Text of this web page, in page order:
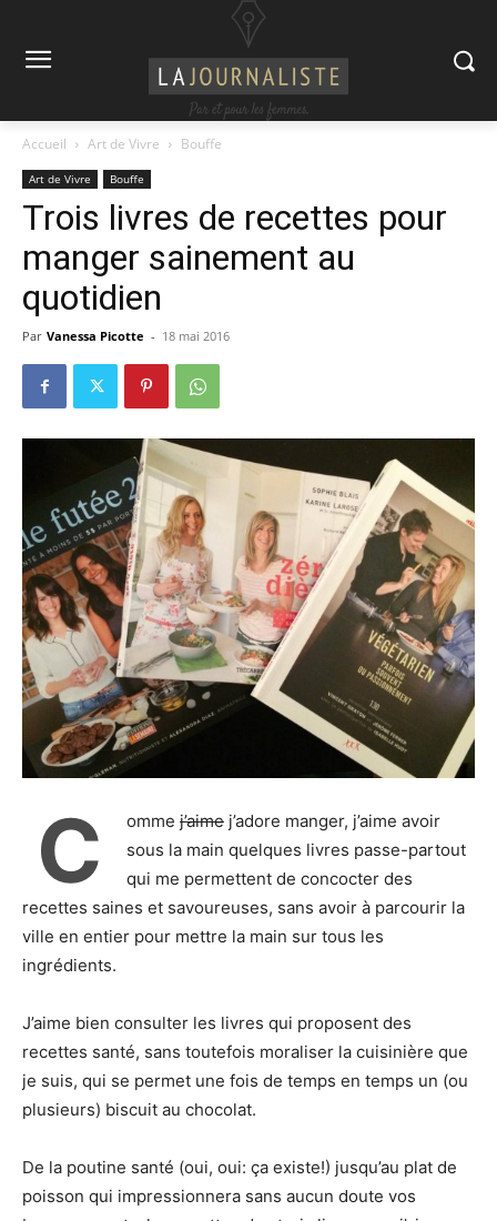
Accueil Art de Vivre Bouffe
Art de Vivre Bouffe
Trois livres de recettes pour
manger sainement au
quotidien
Par Vanessa Picotte - 18 mai 2016
C omme j’aime j’adore manger, j’aime avoir
sous la main quelques livres passe-partout
qui me permettent de concocter des
recettes saines et savoureuses, sans avoir à parcourir la
ville en entier pour mettre la main sur tous les
ingrédients.
J’aime bien consulter les livres qui proposent des
recettes santé, sans toutefois moraliser la cuisinière que
je suis, qui se permet une fois de temps en temps un (ou
plusieurs) biscuit au chocolat.
De la poutine santé (oui, oui: ça existe!) jusqu’au plat de
poisson qui impressionnera sans aucun doute vos